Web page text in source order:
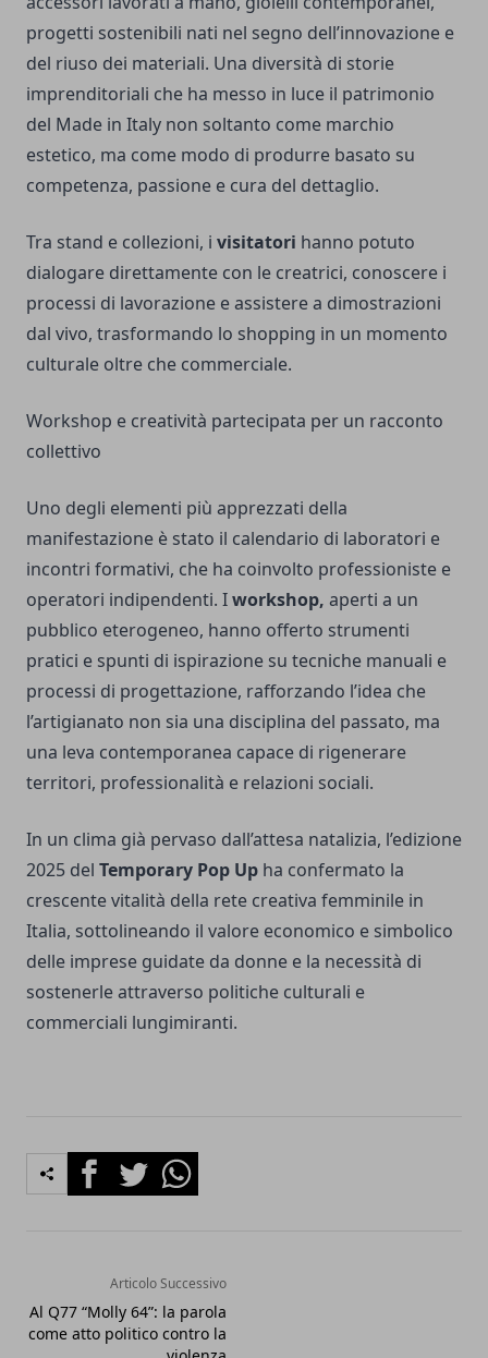
progetti sostenibili nati nel segno dell’innovazione e
del riuso dei materiali. Una diversità di storie
imprenditoriali che ha messo in luce il patrimonio
del Made in Italy non soltanto come marchio
estetico, ma come modo di produrre basato su
competenza, passione e cura del dettaglio.
Tra stand e collezioni, i visitatori hanno potuto
dialogare direttamente con le creatrici, conoscere i
processi di lavorazione e assistere a dimostrazioni
dal vivo, trasformando lo shopping in un momento
culturale oltre che commerciale.
Workshop e creatività partecipata per un racconto
collettivo
Uno degli elementi più apprezzati della
manifestazione è stato il calendario di laboratori e
incontri formativi, che ha coinvolto professioniste e
operatori indipendenti. Iworkshop, aperti a un
pubblico eterogeneo, hanno offerto strumenti
pratici e spunti di ispirazione su tecniche manuali e
processi di progettazione, rafforzando l’idea che
l’artigianato non sia una disciplina del passato, ma
una leva contemporanea capace di rigenerare
territori, professionalità e relazioni sociali.
In un clima già pervaso dall’attesa natalizia, l’edizione
2025 del Temporary Pop Up ha confermato la
crescente vitalità della rete creativa femminile in
Italia, sottolineando il valore economico e simbolico
delle imprese guidate da donne e la necessità di
sostenerle attraverso politiche culturali e
commerciali lungimiranti.
FacebookTwitterWhatsapp
Articolo Successivo
Al Q77 “Molly 64”: la parola
come atto politico contro la